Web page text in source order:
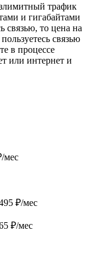
трафик
и гигабайтами
связью, то цена на
связью
в процессе
или интернет и
мес
₽/мес
₽/мес